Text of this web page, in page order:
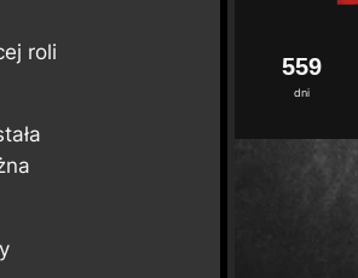
roli
dni
559